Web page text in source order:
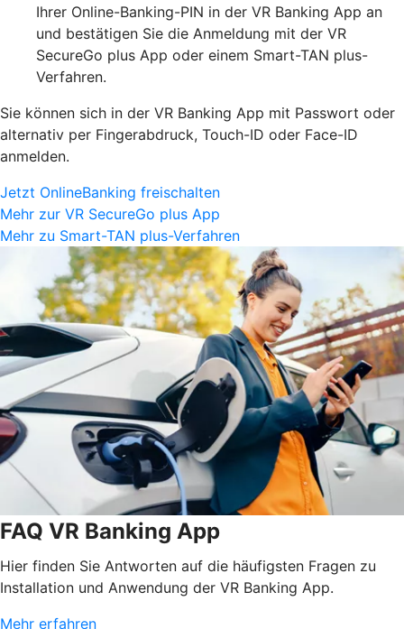
Ihrer Online-Banking-PIN in der VR Banking App an
und bestätigen Sie die Anmeldung mit der VR
SecureGo plus App oder einem Smart-TAN plus-
Verfahren.
Sie können sich in der VR Banking App mit Passwort oder
alternativ per Fingerabdruck, Touch-ID oder Face-ID
anmelden.
Jetzt OnlineBanking freischalten
Mehr zur VR SecureGo plus App
Mehr zu Smart-TAN plus-Verfahren
FAQ VR Banking App
Hier finden Sie Antworten auf die häufigsten Fragen zu
Installation und Anwendung der VR Banking App.
Mehr erfahren